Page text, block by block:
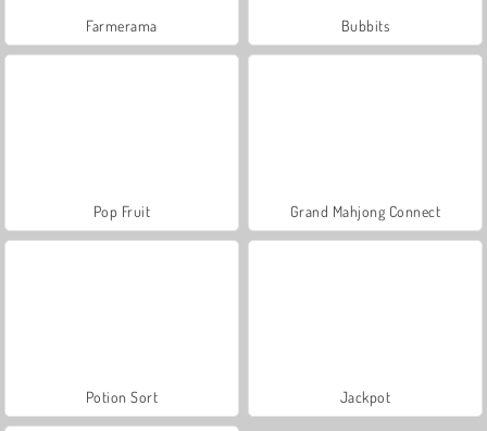
Farmerama Bubbits
Pop Fruit Grand Mahjong Connect
Potion Sort Jackpot